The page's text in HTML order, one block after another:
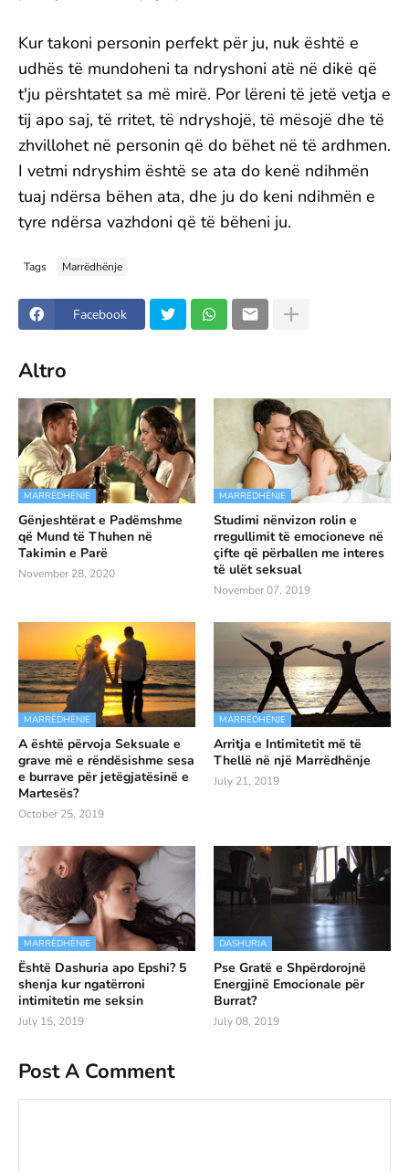
Kur takoni personin perfekt për ju, nuk është e
udhës të mundoheni ta ndryshoni atë në dikë që
t'ju përshtatet sa më mirë. Por lëreni të jetë vetja e
tij apo saj, të rritet, të ndryshojë, të mësojë dhe të
zhvillohet në personin që do bëhet në të ardhmen.
I vetmi ndryshim është se ata do kenë ndihmën
tuaj ndërsa bëhen ata, dhe ju do keni ndihmën e
tyre ndërsa vazhdoni që të bëheni ju.
Tags Marrëdhënje
Facebook
Altro
MARRËDHËNJE
Gënjeshtërat e Padëmshme
që Mund të Thuhen në
Takimin e Parë
November 28, 2020
MARRËDHËNJE
Studimi nënvizon rolin e
rregullimit të emocioneve në
çifte që përballen me interes
të ulët seksual
November 07, 2019
MARRËDHËNJE
A është përvoja Seksuale e
grave më e rëndësishme sesa
e burrave për jetëgjatësinë e
Martesës?
October 25, 2019
MARRËDHËNJE
Arritja e Intimitetit më të
Thellë në një Marrëdhënje
July 21, 2019
MARRËDHËNJE
Është Dashuria apo Epshi? 5
shenja kur ngatërroni
intimitetin me seksin
July 15, 2019
DASHURIA
Pse Gratë e Shpërdorojnë
Energjinë Emocionale për
Burrat?
July 08, 2019
Post A Comment